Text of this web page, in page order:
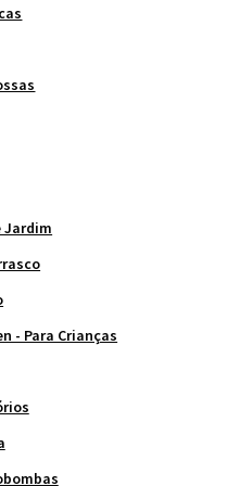
Jardim
- Para Crianças